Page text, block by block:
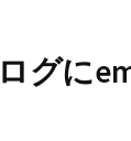
グに